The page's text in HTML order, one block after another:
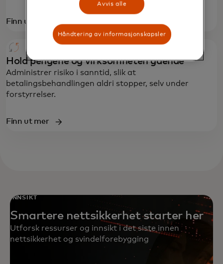
Finn ut mer
Hold pengene og virksomheten gående
Administrer risiko i sanntid, slik at
betalingsbehandlingen aldri stopper, selv under
forstyrrelser.
Finn ut mer
INNSIKT
Smartere nettsikkerhet starter her
Utforsk ressurser og innsikt i det siste innen
nettsikkerhet og svindelforebygging
Avvis alle
Håndtering av informasjonskapsler